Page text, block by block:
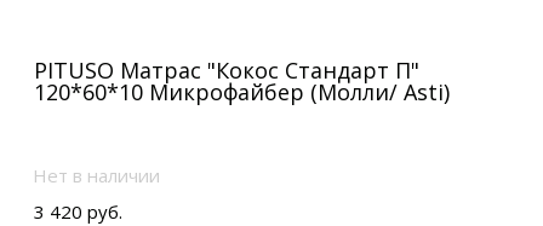
PITUSO Матрас "Кокос Стандарт П"
120*60*10 Микрофайбер (Молли/ Asti)
Нет в наличии
3 420 руб.